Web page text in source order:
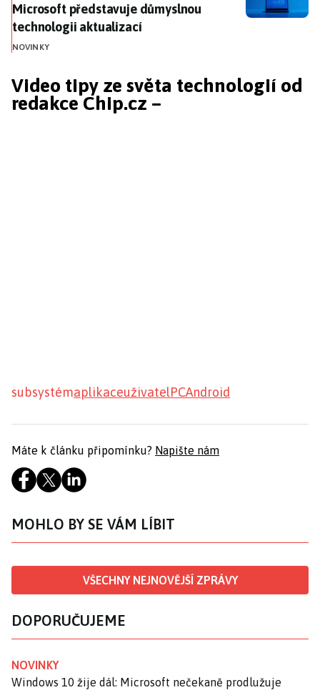
Microsoft představuje důmyslnou
technologii aktualizací
NOVINKY
Video tipy ze světa technologií od
redakce Chip.cz –
subsystémaplikaceuživatelPCAndroid
Máte k článku připomínku? Napište nám
MOHLO BY SE VÁM LÍBIT
VŠECHNY NEJNOVĚJŠÍ ZPRÁVY
DOPORUČUJEME
NOVINKY
Windows 10 žije dál: Microsoft nečekaně prodlužuje